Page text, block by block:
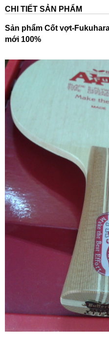
CHI TIẾT SẢN PHẨM
Sản phẩm Cốt vợt-
mới 100%